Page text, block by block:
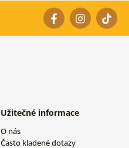
Užitečné informace
O nás
Často kladené dotazy